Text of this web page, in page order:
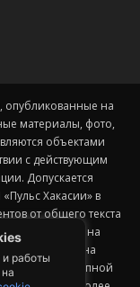
работы
опубликованные на
материалы, фото,
объектами
с действующим
Допускается
Хакасии» в
от общего текста
гиперссылки на
должна
и быть доступной